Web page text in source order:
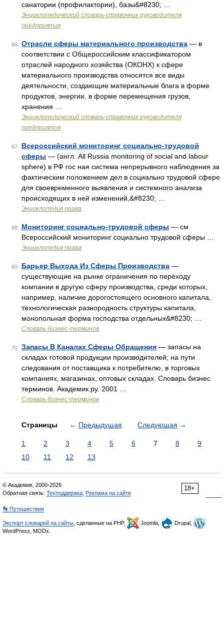
санатории (профилактории), базы&#8230; …
Энциклопедический словарь-справочник руководителя
предприятия
66 Отрасли сферы материального производства — в
соответствии с Общероссийским классификатором
отраслей народного хозяйства (ОКОНХ) к сфере
материального производства относятся все виды
деятельности, создающие материальные блага в форме
продуктов, энергии, в форме перемещения грузов,
хранения …
Энциклопедический словарь-справочник руководителя
предприятия
67
Всероссийский мониторинг социально-трудовой
сферы — (англ. All Russia monitoring of social and labour
sphere) в РФ гос ная система непрерывного наблюдения за
фактическим положением дел в социально трудовой сфере
для своевременного выявления и системного анализа
происходящих в ней изменений,&#8230; …
Энциклопедия права
68 Мониторинг социально-трудовой сферы — см.
Всероссийский мониторинг социально трудовой сферы …
Энциклопедия права
69 Барьер Выхода Из Сферы Производства —
существующие на рынке ограничения по переходу
компании в другую сферу производства, среди которых,
например, наличие дорогостоящего основного капитала,
технологическая разнородность структуры капитала,
монопольная форма господства отдельных&#8230; …
Словарь бизнес-терминов
70 Запасы В Каналах Сферы Обращения — запасы на
складах готовой продукции производителей; на пути
следования от поставщика к потребителю, в торговых
компаниях, магазинах, оптовых складах. Словарь бизнес
терминов. Академик.ру. 2001 …
Словарь бизнес-терминов
Страницы ← Предыдущая Следующая →
1 2 3 4 5 6 7 8
9
10
11 12 13
18+
© Академик, 2000-2026
Обратная связь: Техподдержка Реклама на сайте
👣 Путешествия
Экспорт словарей на сайты , сделанные на PHP, Joomla,
Drupal,
WordPress, MODx.